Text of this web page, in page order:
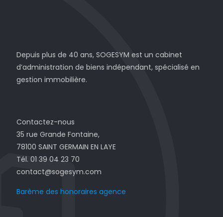
Depuis plus de 40 ans, SOGESYM est un cabinet
d’administration de biens indépendant, spécialisé en
gestion immobilière.
Contactez-nous
35 rue Grande Fontaine,
78100 SAINT GERMAIN EN LAYE
Tél. 01 39 04 23 70
contact@sogesym.com
Barème des honoraires agence